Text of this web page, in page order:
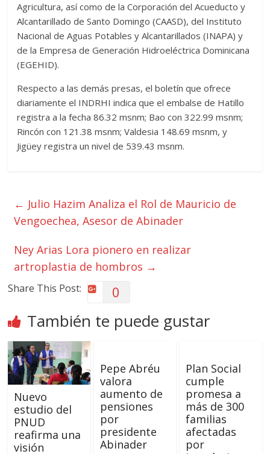
Agricultura, así como de la Corporación del Acueducto y
Alcantarillado de Santo Domingo (CAASD), del Instituto
Nacional de Aguas Potables y Alcantarillados (INAPA) y
de la Empresa de Generación Hidroeléctrica Dominicana
(EGEHID).
Respecto a las demás presas, el boletín que ofrece
diariamente el INDRHI indica que el embalse de Hatillo
registra a la fecha 86.32 msnm; Bao con 322.99 msnm;
Rincón con 121.38 msnm; Valdesia 148.69 msnm, y
Jigüey registra un nivel de 539.43 msnm.
← Julio Hazim Analiza el Rol de Mauricio de
Vengoechea, Asesor de Abinader
Ney Arias Lora pionero en realizar
artroplastia de hombros →
Share This Post: 0
También te puede gustar
Nuevo
estudio del
PNUD
reafirma una
visión
Pepe Abréu
valora
aumento de
pensiones
por
presidente
Abinader
Plan Social
cumple
promesa a
más de 300
familias
afectadas
por